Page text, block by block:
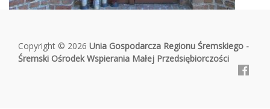
Copyright © 2026 Unia Gospodarcza Regionu Śremskiego -
Śremski Ośrodek Wspierania Małej Przedsiębiorczości